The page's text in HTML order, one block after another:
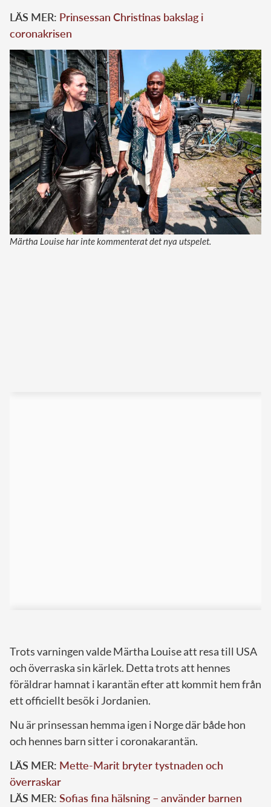
LÄS MER: Prinsessan Christinas bakslag i
coronakrisen
Märtha Louise har inte kommenterat det nya utspelet.
Trots varningen valde Märtha Louise att resa till USA
och överraska sin kärlek. Detta trots att hennes
föräldrar hamnat i karantän efter att kommit hem från
ett officiellt besök i Jordanien.
Nu är prinsessan hemma igen i Norge där både hon
och hennes barn sitter i coronakarantän.
LÄS MER: Mette-Marit bryter tystnaden och
överraskar
LÄS MER: Sofias fina hälsning – använder barnen